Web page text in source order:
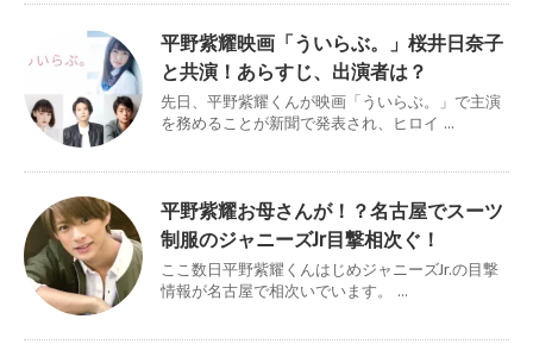
平野紫耀映画「ういらぶ。」桜井日奈子
と共演！あらすじ、出演者は？
先日、平野紫耀くんが映画「ういらぶ。」で主演
を務めることが新聞で発表され、ヒロイ ...
平野紫耀お母さんが！？名古屋でスーツ
制服のジャニーズJr目撃相次ぐ！
ここ数日平野紫耀くんはじめジャニーズJr.の目撃
情報が名古屋で相次いでいます。 ...